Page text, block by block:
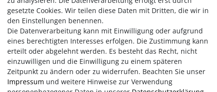
ummantelte Kälteschutzgriffe
• 5 Jahre Garantie (außer Verschleißteile)
gesetzte Cookies. Wir teilen diese Daten mit Dritten, die wir in
den Einstellungen benennen.
Die Datenverarbeitung kann mit Einwilligung oder aufgrund
eines berechtigten Interesses erfolgen. Die Zustimmung kann
erteilt oder abgelehnt werden. Es besteht das Recht, nicht
einzuwilligen und die Einwilligung zu einem späteren
Zeitpunkt zu ändern oder zu widerrufen. Beachten Sie unser
Impressum und weitere Hinweise zur Verwendung